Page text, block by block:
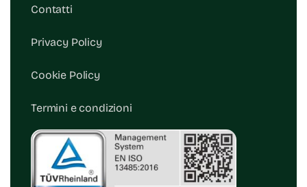
Contatti
Privacy Policy
Cookie Policy
Termini e condizioni